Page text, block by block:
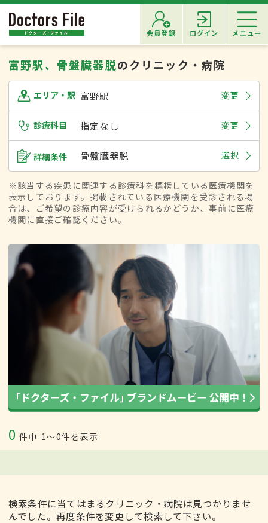
会員登録 ログイン メニュー
富野駅、骨盤臓器脱のクリニック・病院
エリア・駅 富野駅 変更
診療科目 指定なし 変更
詳細条件 骨盤臓器脱 選択
※該当する疾患に関連する診療科を標榜している医療機関を
表示しております。掲載されている医療機関を受診される場
合は、ご希望の診療内容が受けられるかどうか、事前に医療
機関に直接ご確認ください。
0 件中 1〜0件を表示
検索条件に当てはまるクリニック・病院は見つかりませ
んでした。再度条件を変更して検索して下さい。